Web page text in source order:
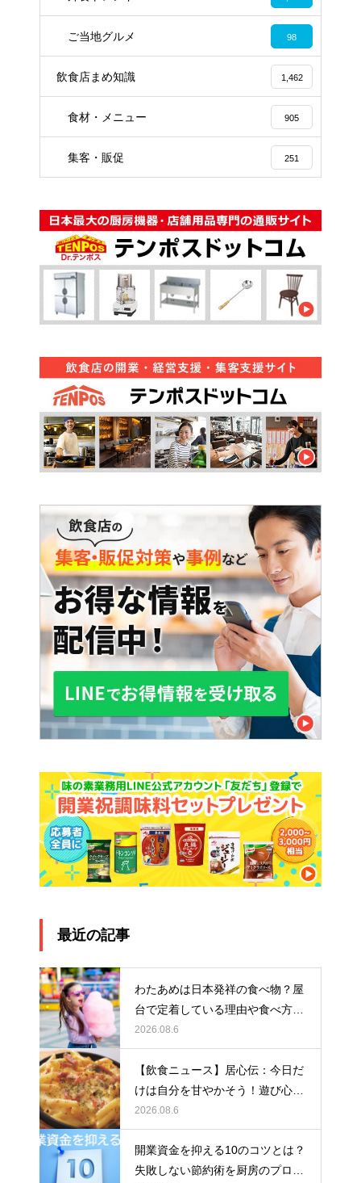
ご当地グルメ 98
飲食店まめ知識 1,462
食材・メニュー 905
集客・販促 251
最近の記事
わたあめは日本発祥の食べ物？屋
台で定着している理由や食べ方に
ついて解説！
2026.08.6
【飲食ニュース】居心伝：今日だ
けは自分を甘やかそう！遊び心あ
ふれる「背徳グルメ ギルティ祭
り」を8月4日より開催
2026.08.6
開業資金を抑える10のコツとは？
失敗しない節約術を厨房のプロが